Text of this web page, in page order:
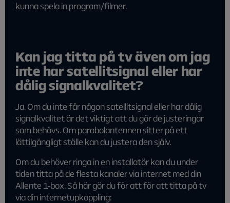
kunna spela in program/filmer.
Kan jag titta på tv även om jag
inte har satellitsignal eller har
dålig signalkvalitet?
Ja. Om du inte får någon satellitsignal eller har dålig
signalkvalitet är det viktigt att du gör de justeringar
som behövs. Om parabolantennen sitter på ett
lättilgängligt ställe kan du justera den själv.
Om du behöver ringa in en installatör kan du under
tiden titta på de flesta kanaler via internet med din
Allente 1-box. Så här gör du för att för att titta på tv
via din internetupkoppling: